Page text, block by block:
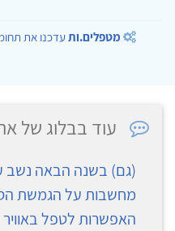
מטפלים.ותעדכנו את
עוד בבלוג של
(גם) בשנה הבאה
מחשבות על הגמשת
האפשרות לטפל